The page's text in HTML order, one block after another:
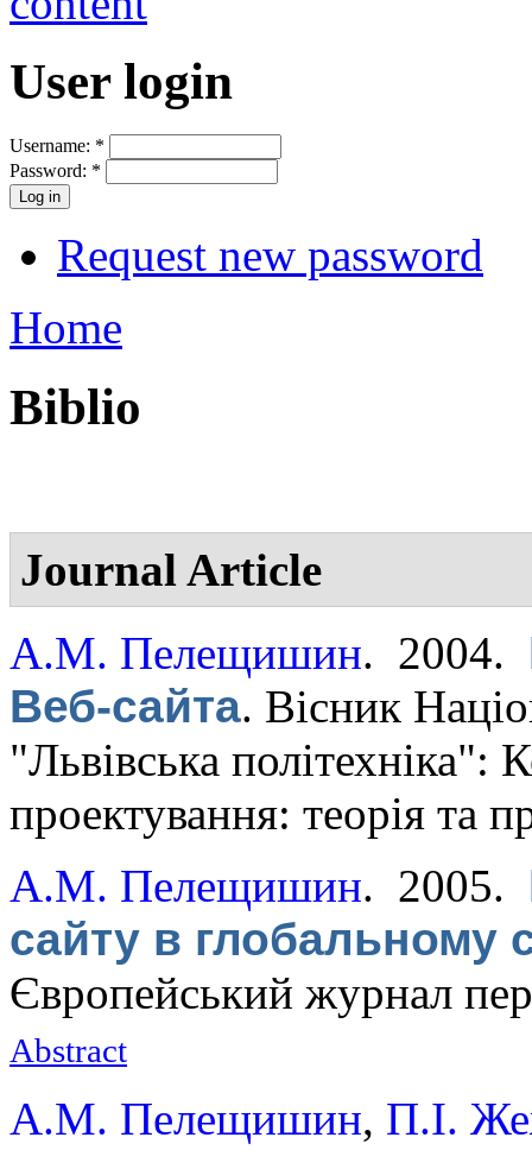
User login
Username: *
Password: *
Request new password
Home
Biblio
Journal Article
А.М. Пелещишин. 2004.
Веб-сайта. Вісник
"Львівська політехніка":
проектування: теорія та
А.М. Пелещишин. 2005.
сайту в глобальному
Європейський журнал
Abstract
А.М. Пелещишин, П.І.